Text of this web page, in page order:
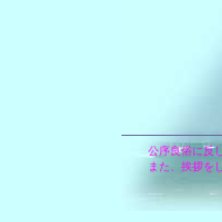
公序良俗に反
また、挨拶を